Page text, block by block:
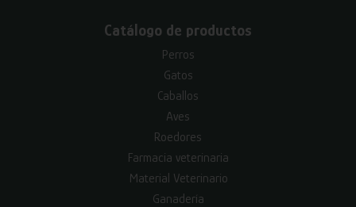
Catálogo de productos
Perros
Gatos
Caballos
Aves
Roedores
Farmacia veterinaria
Material Veterinario
Ganadería